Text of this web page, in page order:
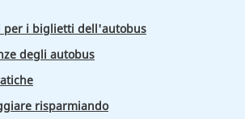
per i biglietti dell'autobus
degli autobus
risparmiando